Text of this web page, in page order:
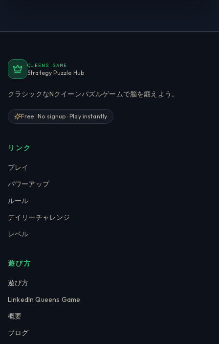
QUEENS GAME
Strategy Puzzle Hub
クラシックなNクイーンパズルゲームで脳を鍛えよう。
Free · No signup · Play instantly
リンク
プレイ
パワーアップ
ルール
デイリーチャレンジ
レベル
遊び方
遊び方
LinkedIn Queens Game
概要
ブログ